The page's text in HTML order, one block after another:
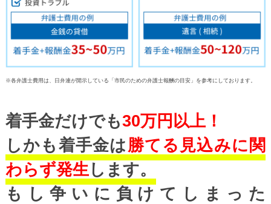
※各弁護士費用は、日弁連が開示している「市民のための弁護士報酬の目安」を参考にしております。
着手金だけでも30万円以上！
しかも着手金は勝てる見込みに関
わらず発生します。
もし争いに負けてしまった